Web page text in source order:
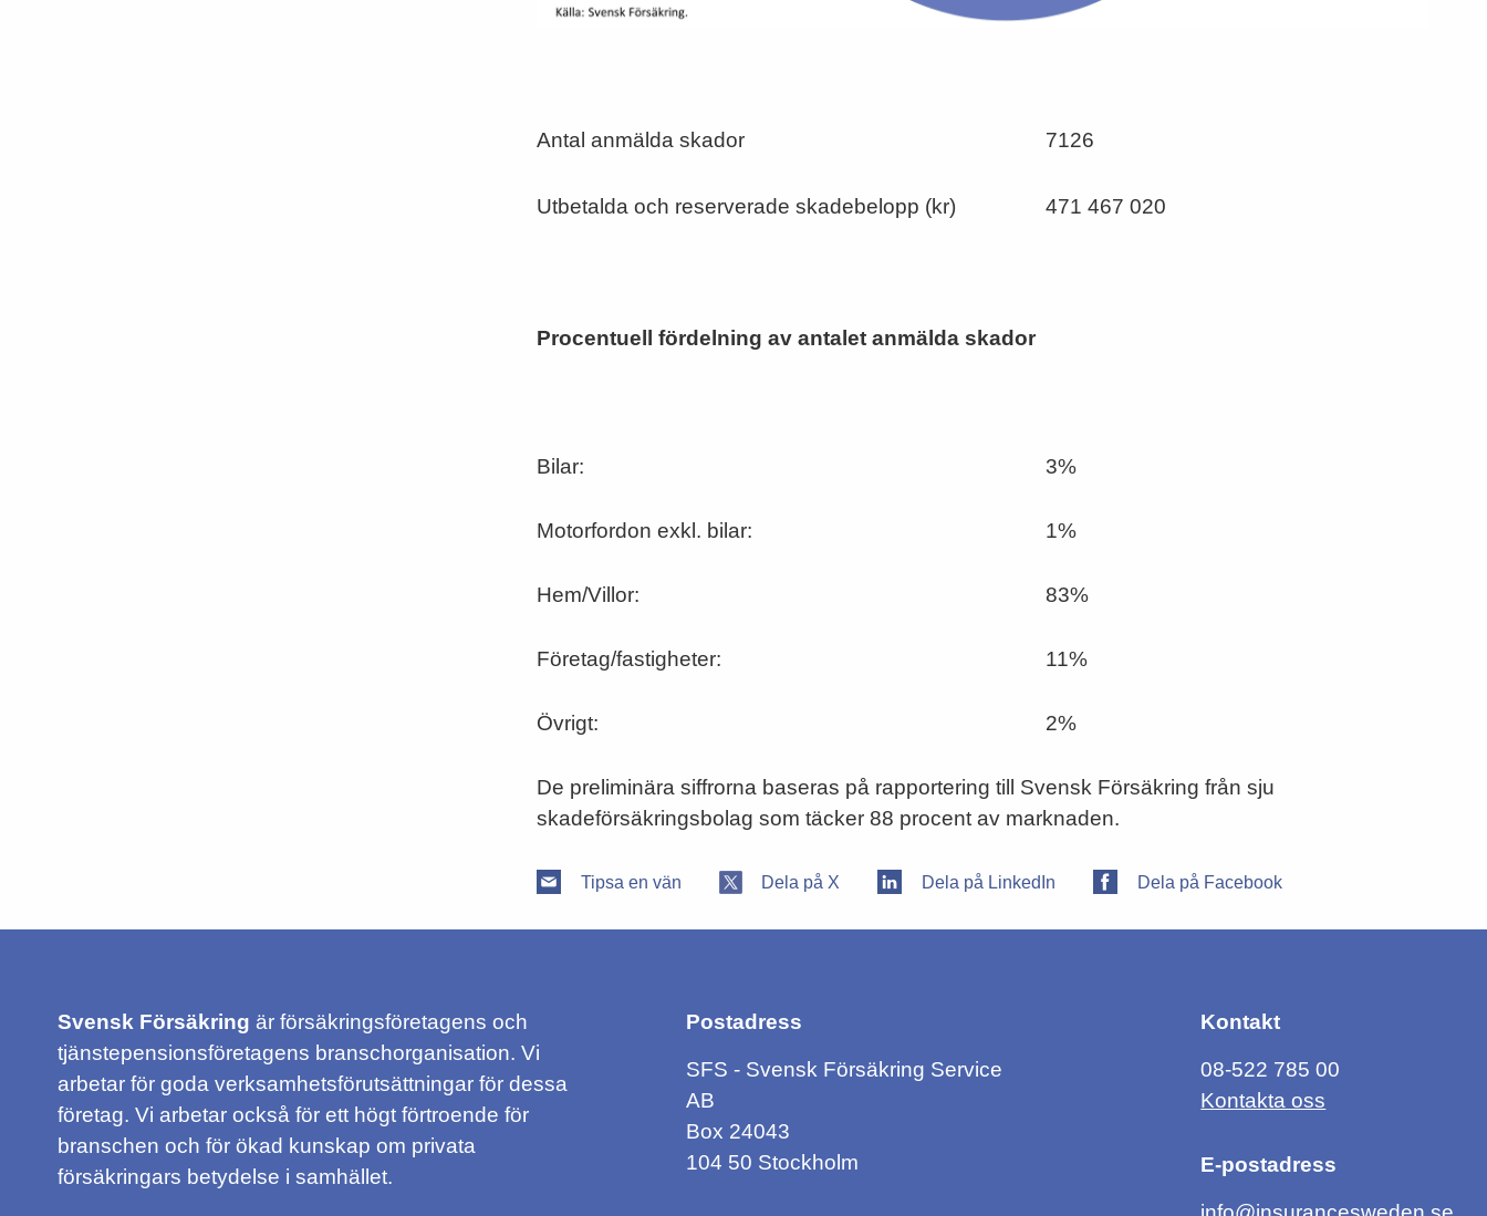
Antal anmälda skador 7126
Utbetalda och reserverade skadebelopp (kr) 471 467 020
Procentuell fördelning av antalet anmälda skador
Bilar: 3%
Motorfordon exkl. bilar: 1%
Hem/Villor: 83%
Företag/fastigheter: 11%
Övrigt: 2%
De preliminära siffrorna baseras på rapportering till Svensk Försäkring från sju
skadeförsäkringsbolag som täcker 88 procent av marknaden.
Tipsa en vän Dela på X Dela på LinkedIn Dela på Facebook
Svensk Försäkring är försäkringsföretagens och
tjänstepensionsföretagens branschorganisation. Vi
arbetar för goda verksamhetsförutsättningar för dessa
företag. Vi arbetar också för ett högt förtroende för
branschen och för ökad kunskap om privata
försäkringars betydelse i samhället.
Postadress
SFS - Svensk Försäkring Service
AB
Box 24043
104 50 Stockholm
Kontakt
08-522 785 00
Kontakta oss
E-postadress